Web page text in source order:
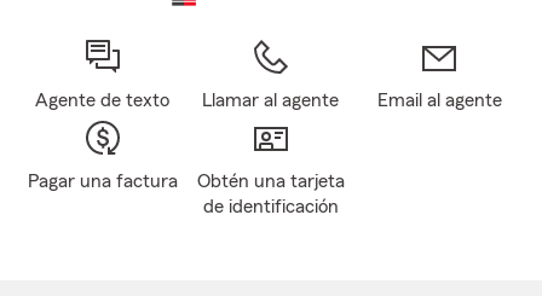
Agente de texto Llamar al agente Email al agente
Pagar una factura
Obtén una tarjeta
de identificación